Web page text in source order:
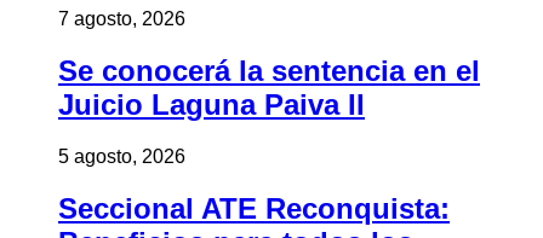
7 agosto, 2026
Se conocerá la sentencia en el
Juicio Laguna Paiva II
5 agosto, 2026
Seccional ATE Reconquista: